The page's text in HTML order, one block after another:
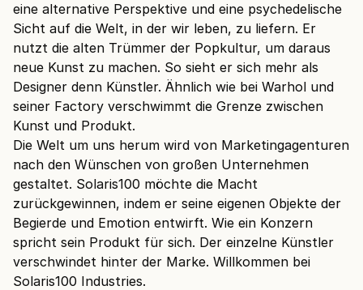
eine alternative Perspektive und eine psychedelische
Sicht auf die Welt, in der wir leben, zu liefern. Er
nutzt die alten Trümmer der Popkultur, um daraus
neue Kunst zu machen. So sieht er sich mehr als
Designer denn Künstler. Ähnlich wie bei Warhol und
seiner Factory verschwimmt die Grenze zwischen
Kunst und Produkt.
Die Welt um uns herum wird von Marketingagenturen
nach den Wünschen von großen Unternehmen
gestaltet. Solaris100 möchte die Macht
zurückgewinnen, indem er seine eigenen Objekte der
Begierde und Emotion entwirft. Wie ein Konzern
spricht sein Produkt für sich. Der einzelne Künstler
verschwindet hinter der Marke. Willkommen bei
Solaris100 Industries.